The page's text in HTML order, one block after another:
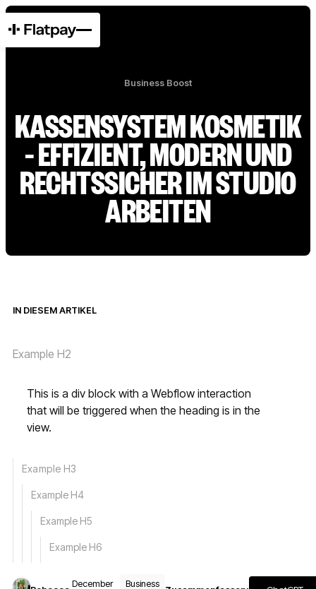
Business Boost
KASSENSYSTEM KOSMETIK
– EFFIZIENT, MODERN UND
RECHTSSICHER IM STUDIO
ARBEITEN
IN DIESEM ARTIKEL
Example H2
This is a div block with a Webflow interaction
that will be triggered when the heading is in the
view.
Example H3
Example H4
Example H5
Example H6
December
Business